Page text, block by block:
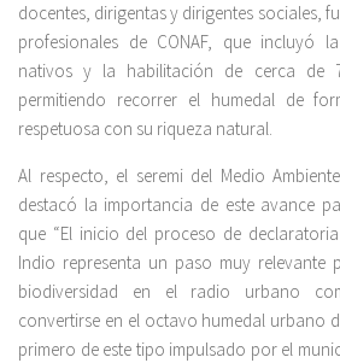
docentes, dirigentas y dirigentes sociales,
profesionales de CONAF, que incluyó
nativos y la habilitación de cerca de
permitiendo recorrer el humedal de
respetuosa con su riqueza natural.
Al respecto, el seremi del Medio
destacó la importancia de este avance
que “El inicio del proceso de
Indio representa un paso muy relevante
biodiversidad en el radio urbano
convertirse en el octavo humedal urbano
primero de este tipo impulsado por el